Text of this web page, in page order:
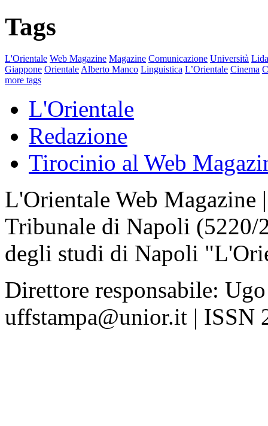
Tags
L'Orientale Web Magazine Magazine Comunicazione Università
Giappone Orientale Alberto Manco Linguistica L’Orientale Cinema
more tags
L'Orientale
Redazione
Tirocinio al Web
L'Orientale Web Magazine
Tribunale di Napoli
degli studi di Napoli
Direttore responsabile:
uffstampa@unior.it | ISSN